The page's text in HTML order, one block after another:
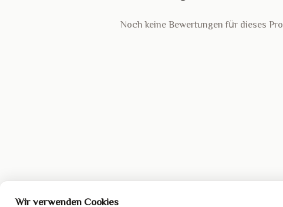
Noch keine Bewertungen für dieses
Wir verwenden Cookies